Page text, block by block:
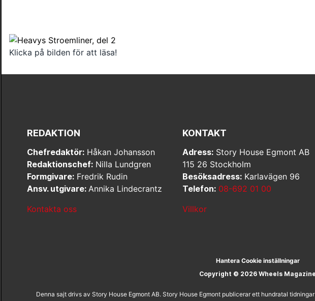
Klicka på bilden för att läsa!
REDAKTION
Chefredaktör: Håkan Johansson
Redaktionschef: Nilla Lundgren
Formgivare: Fredrik Rudin
Ansv. utgivare: Annika Lindecrantz
Kontakta oss
KONTAKT
Adress: Story House Egmont AB
115 26 Stockholm
Besöksadress: Karlavägen 96
Telefon: 08-692 01 00
Villkor
Hantera Cookie inställningar
Copyright © 2026 Wheels Magazine
Denna sajt drivs av Story House Egmont AB. Story House Egmont publicerar ett hundratal